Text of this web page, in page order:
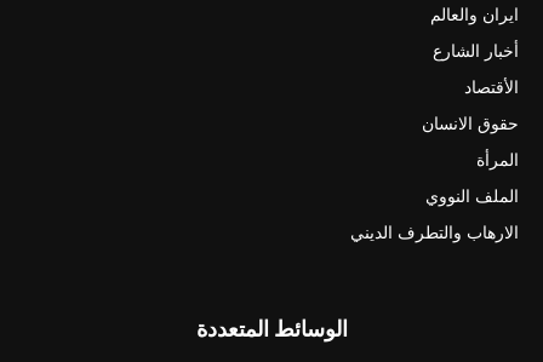
ايران والعالم
أخبار الشارع
الأقتصاد
حقوق الانسان
المرأة
الملف النووي
الارهاب والتطرف الديني
الوسائط المتعددة